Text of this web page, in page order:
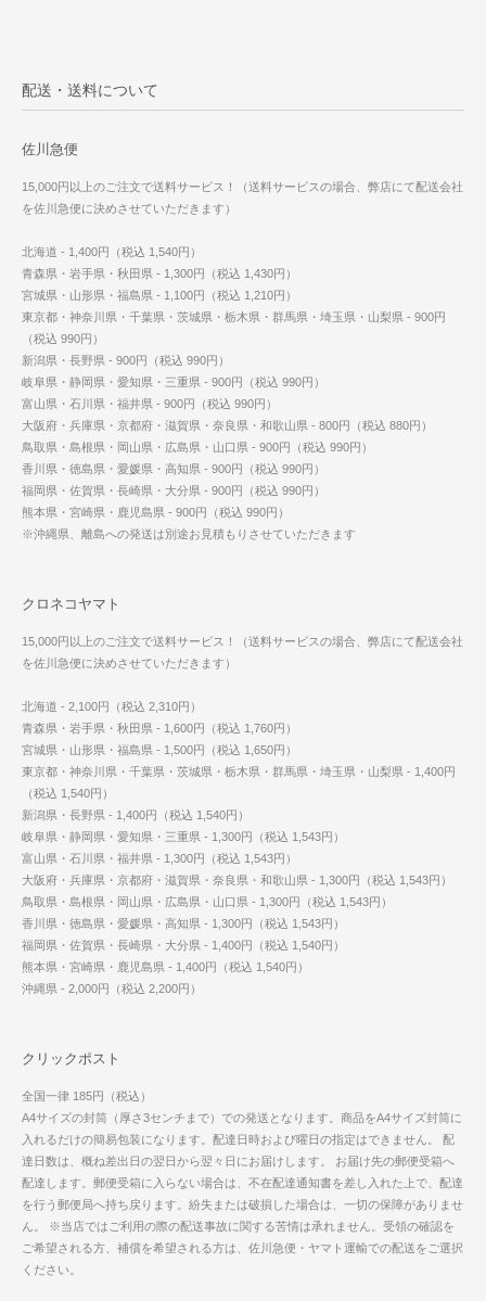
配送・送料について
佐川急便
15,000円以上のご注文で送料サービス！（送料サービスの場合、弊店にて配送会社
を佐川急便に決めさせていただきます）
北海道 - 1,400円（税込 1,540円）
青森県・岩手県・秋田県 - 1,300円（税込 1,430円）
宮城県・山形県・福島県 - 1,100円（税込 1,210円）
東京都・神奈川県・千葉県・茨城県・栃木県・群馬県・埼玉県・山梨県 - 900円
（税込 990円）
新潟県・長野県 - 900円（税込 990円）
岐阜県・静岡県・愛知県・三重県 - 900円（税込 990円）
富山県・石川県・福井県 - 900円（税込 990円）
大阪府・兵庫県・京都府・滋賀県・奈良県・和歌山県 - 800円（税込 880円）
鳥取県・島根県・岡山県・広島県・山口県 - 900円（税込 990円）
香川県・徳島県・愛媛県・高知県 - 900円（税込 990円）
福岡県・佐賀県・長崎県・大分県 - 900円（税込 990円）
熊本県・宮崎県・鹿児島県 - 900円（税込 990円）
※沖縄県、離島への発送は別途お見積もりさせていただきます
クロネコヤマト
15,000円以上のご注文で送料サービス！（送料サービスの場合、弊店にて配送会社
を佐川急便に決めさせていただきます）
北海道 - 2,100円（税込 2,310円）
青森県・岩手県・秋田県 - 1,600円（税込 1,760円）
宮城県・山形県・福島県 - 1,500円（税込 1,650円）
東京都・神奈川県・千葉県・茨城県・栃木県・群馬県・埼玉県・山梨県 - 1,400円
（税込 1,540円）
新潟県・長野県 - 1,400円（税込 1,540円）
岐阜県・静岡県・愛知県・三重県 - 1,300円（税込 1,543円）
富山県・石川県・福井県 - 1,300円（税込 1,543円）
大阪府・兵庫県・京都府・滋賀県・奈良県・和歌山県 - 1,300円（税込 1,543円）
鳥取県・島根県・岡山県・広島県・山口県 - 1,300円（税込 1,543円）
香川県・徳島県・愛媛県・高知県 - 1,300円（税込 1,543円）
福岡県・佐賀県・長崎県・大分県 - 1,400円（税込 1,540円）
熊本県・宮崎県・鹿児島県 - 1,400円（税込 1,540円）
沖縄県 - 2,000円（税込 2,200円）
クリックポスト
全国一律 185円（税込）
A4サイズの封筒（厚さ3センチまで）での発送となります。商品をA4サイズ封筒に
入れるだけの簡易包装になります。配達日時および曜日の指定はできません。 配
達日数は、概ね差出日の翌日から翌々日にお届けします。 お届け先の郵便受箱へ
配達します。郵便受箱に入らない場合は、不在配達通知書を差し入れた上で、配達
を行う郵便局へ持ち戻ります。紛失または破損した場合は、一切の保障がありませ
ん。 ※当店ではご利用の際の配送事故に関する苦情は承れません。受領の確認を
ご希望される方、補償を希望される方は、佐川急便・ヤマト運輸での配送をご選択
ください。